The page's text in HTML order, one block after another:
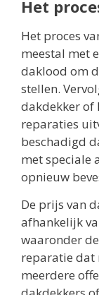
Het
Het proces
meestal met
daklood om
stellen.
dakdekker of
reparaties
beschadigd
met speciale
opnieuw
De prijs van
afhankelijk
waaronder
reparatie dat
meerdere